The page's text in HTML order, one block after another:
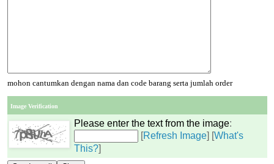
mohon cantumkan dengan nama dan code barang serta jumlah order
Image Verification
Please enter the text from the image:
[Refresh Image] [What's
This?]